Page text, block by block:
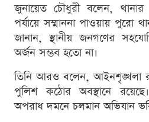
জুনায়েত চৌধুরী বলেন,
পর্যায়ে সম্মাননা পাওয়ায় পুরো
জানান, স্থানীয় জনগণের
অর্জন সম্ভব হতো না।
তিনি আরও বলেন, আইনশৃঙ্খলা
পুলিশ কঠোর অবস্থানে
অপরাধ দমনে চলমান অভিযান